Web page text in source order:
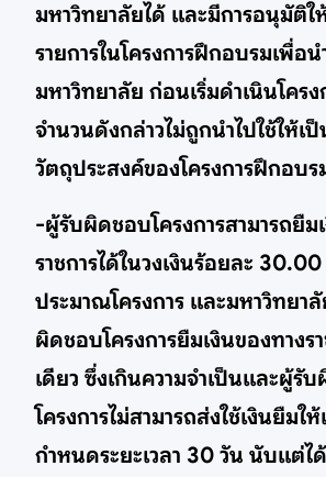
มหาวิทยาลัยได้ และมีการอนุมัติ
รายการในโครงการฝึกอบรมเพื่อน
มหาวิทยาลัย ก่อนเริ่มดำเนินโครง
จำนวนดังกล่าวไม่ถูกนำไปใช้ให้เ
วัตถุประสงค์ของโครงการฝึกอบร
-ผู้รับผิดชอบโครงการสามารถยืม
ราชการได้ในวงเงินร้อยละ
ประมาณโครงการ และมหาวิทยา
ผิดชอบโครงการยืมเงินของทางร
เดียว ซึ่งเกินความจำเป็นและผู้รั
โครงการไม่สามารถส่งใช้เงินยืมใ
กำหนดระยะเวลา 30 วัน นับแต่ไ